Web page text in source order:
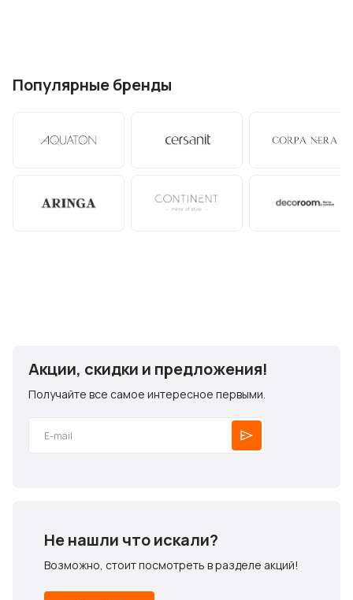
Популярные бренды
Акции, скидки и предложения!
Получайте все самое интересное первыми.
Не нашли что искали?
Возможно, стоит посмотреть в разделе акций!